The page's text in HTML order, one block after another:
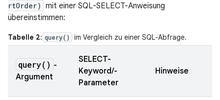
rtOrder) mit einer SQL-SELECT-Anweisung
übereinstimmen:
Tabelle 2: query() im Vergleich zu einer SQL-Abfrage.
query() -
Argument
SELECT-
Keyword/-
Parameter
Hinweise